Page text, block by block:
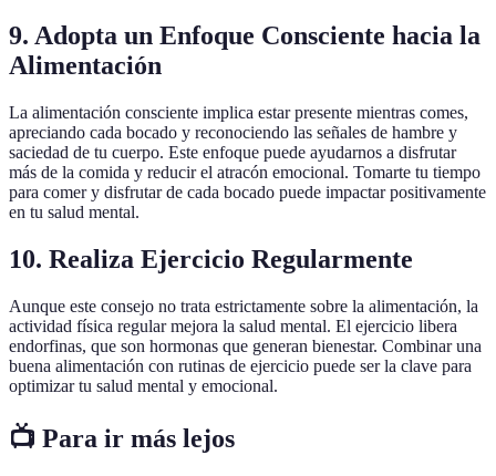
9. Adopta un Enfoque Consciente hacia la
Alimentación
La alimentación consciente implica estar presente mientras comes,
apreciando cada bocado y reconociendo las señales de hambre y
saciedad de tu cuerpo. Este enfoque puede ayudarnos a disfrutar
más de la comida y reducir el atracón emocional. Tomarte tu tiempo
para comer y disfrutar de cada bocado puede impactar positivamente
en tu salud mental.
10. Realiza Ejercicio Regularmente
Aunque este consejo no trata estrictamente sobre la alimentación, la
actividad física regular mejora la salud mental. El ejercicio libera
endorfinas, que son hormonas que generan bienestar. Combinar una
buena alimentación con rutinas de ejercicio puede ser la clave para
optimizar tu salud mental y emocional.
📺 Para ir más lejos